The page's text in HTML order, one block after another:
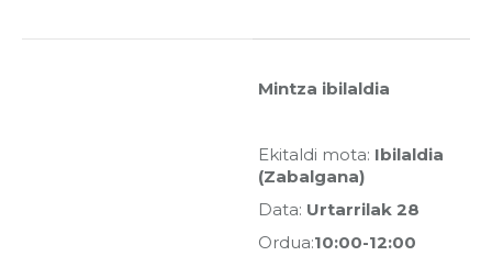
Mintza ibilaldia
Ekitaldi mota: Ibilaldia
(Zabalgana)
Data: Urtarrilak 28
Ordua:10:00-12:00